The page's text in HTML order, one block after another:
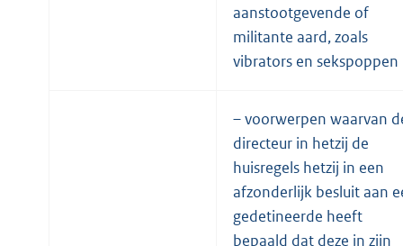
aanstootgevende of
militante aard, zoals
vibrators en sekspoppen
– voorwerpen waarvan
directeur in hetzij de
huisregels hetzij in een
afzonderlijk besluit aan
gedetineerde heeft
bepaald dat deze in zijn